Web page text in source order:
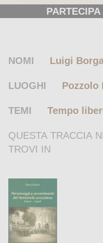
NOMI Luigi
LUOGHI Pozzolo
TEMI Tempo
QUESTA TRACCIA
TROVI IN